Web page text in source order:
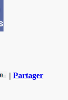
| Partager